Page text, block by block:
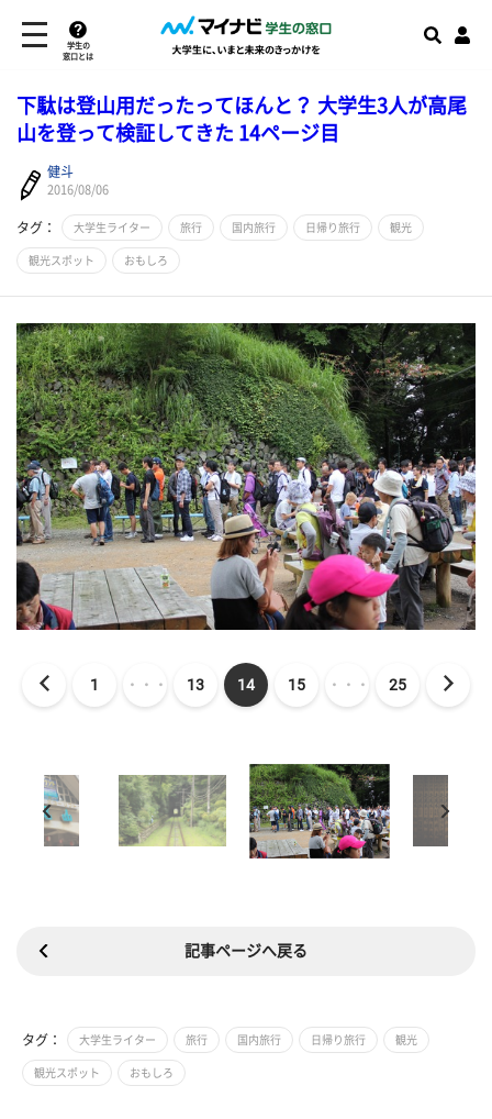
学生の
窓口とは
下駄は登山用だったってほんと？ 大学生3人が高尾
山を登って検証してきた 14ページ目
健斗
2016/08/06
タグ： 大学生ライター 旅行 国内旅行 日帰り旅行 観光
観光スポット おもしろ
1 ・・・ 13 14 15 ・・・ 25
記事ページへ戻る
タグ： 大学生ライター 旅行 国内旅行 日帰り旅行 観光
観光スポット おもしろ